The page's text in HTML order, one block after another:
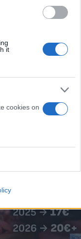
it
cookies on
έχουν κατοικίδια! Οι
διαφορετικών ειδών